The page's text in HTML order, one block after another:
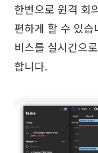
한번으로 원격 회
편하게 할 수 있
비스를 실시간으
합니다.